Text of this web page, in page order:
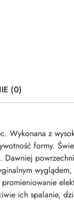
(0)
Wykonana z
formy.
ich spalanie,